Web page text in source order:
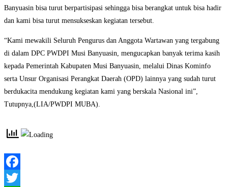
Banyuasin bisa turut berpartisipasi sehingga bisa berangkat untuk bisa hadir
dan kami bisa turut mensukseskan kegiatan tersebut.
“Kami mewakili Seluruh Pengurus dan Anggota Wartawan yang tergabung
di dalam DPC PWDPI Musi Banyuasin, mengucapkan banyak terima kasih
kepada Pemerintah Kabupaten Musi Banyuasin, melalui Dinas Kominfo
serta Unsur Organisasi Perangkat Daerah (OPD) lainnya yang sudah turut
berdukacita mendukung kegiatan kami yang berskala Nasional ini”,
Tutupnya,(LIA/PWDPI MUBA).
Facebook